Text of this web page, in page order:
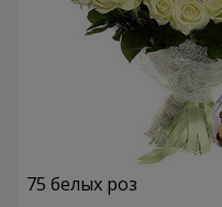
75 белых роз